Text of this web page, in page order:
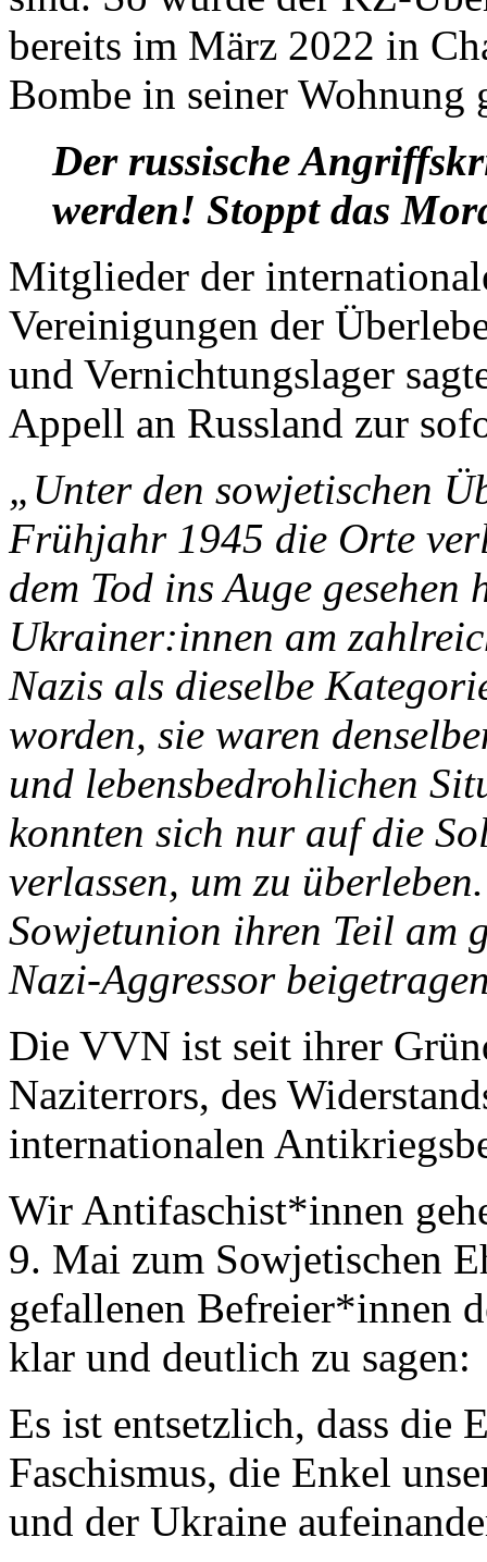
bereits im März 2022 in
Bombe in seiner Wohnung
Der russische
werden! Stoppt das
Mitglieder der
Vereinigungen der
und Vernichtungslager
Appell an Russland zur
„Unter den sowjetischen
Frühjahr 1945 die Orte
dem Tod ins Auge
Ukrainer:innen am
Nazis als dieselbe
worden, sie waren
und lebensbedrohlichen
konnten sich nur auf die
verlassen, um zu
Sowjetunion ihren Teil am
Nazi-Aggressor
Die VVN ist seit ihrer
Naziterrors, des
internationalen
Wir Antifaschist*innen
9. Mai zum Sowjetischen
gefallenen Befreier*innen
klar und deutlich zu sagen:
Es ist entsetzlich, dass die
Faschismus, die Enkel
und der Ukraine